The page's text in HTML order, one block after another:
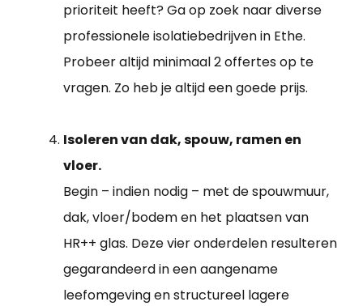
prioriteit heeft? Ga op zoek naar diverse
professionele isolatiebedrijven in Ethe.
Probeer altijd minimaal 2 offertes op te
vragen. Zo heb je altijd een goede prijs.
Isoleren van dak, spouw, ramen en
vloer.
Begin – indien nodig – met de spouwmuur,
dak, vloer/bodem en het plaatsen van
HR++ glas. Deze vier onderdelen resulteren
gegarandeerd in een aangename
leefomgeving en structureel lagere